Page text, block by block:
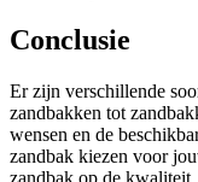
Conclusie
Er zijn verschillende
zandbakken tot
wensen en de
zandbak kiezen voor
zandbak op de